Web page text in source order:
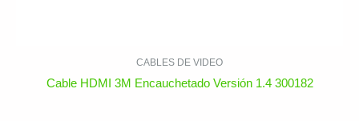
CABLES DE VIDEO
Cable HDMI 3M Encauchetado Versión 1.4 300182